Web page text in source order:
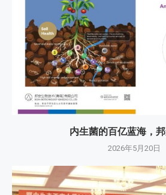
内生菌的百亿蓝海，
2026年5月20日